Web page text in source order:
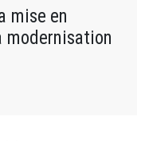
mise en
modernisation